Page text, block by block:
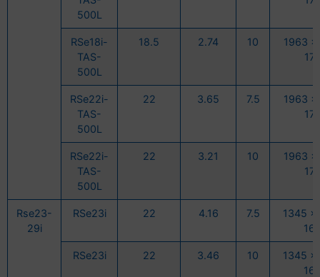
500L
RSe18i-
TAS-
500L
18.5 2.74 10
1963 x
RSe22i-
TAS-
500L
22 3.65 7.5
1963 x
RSe22i-
TAS-
500L
22 3.21 10
1963 x
Rse23-
29i
RSe23i 22 4.16 7.5
1345 x
RSe23i 22 3.46 10
1345 x